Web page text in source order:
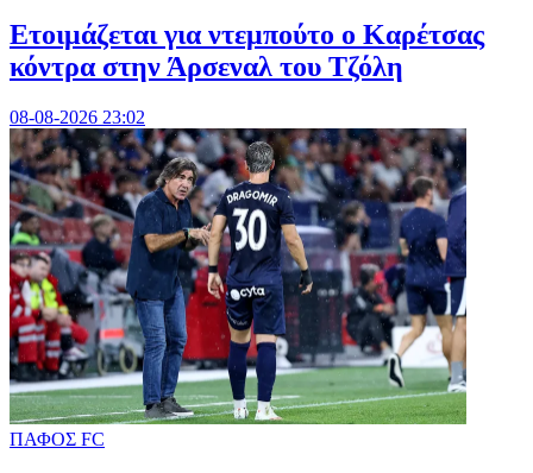
Ετοιμάζεται για ντεμπούτο ο Καρέτσας
κόντρα στην Άρσεναλ του Τζόλη
08-08-2026 23:02
ΠΑΦΟΣ FC